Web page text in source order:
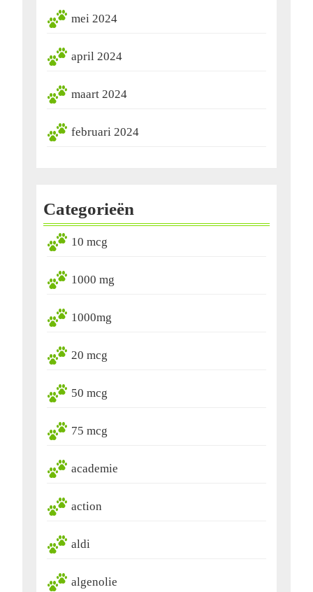
mei 2024
april 2024
maart 2024
februari 2024
Categorieën
10 mcg
1000 mg
1000mg
20 mcg
50 mcg
75 mcg
academie
action
aldi
algenolie